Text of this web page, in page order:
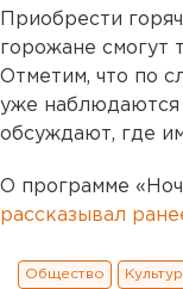
Приобрести
горожане смогут
Отметим, что по
уже наблюдаются
обсуждают, где
О программе
рассказывал
Общество